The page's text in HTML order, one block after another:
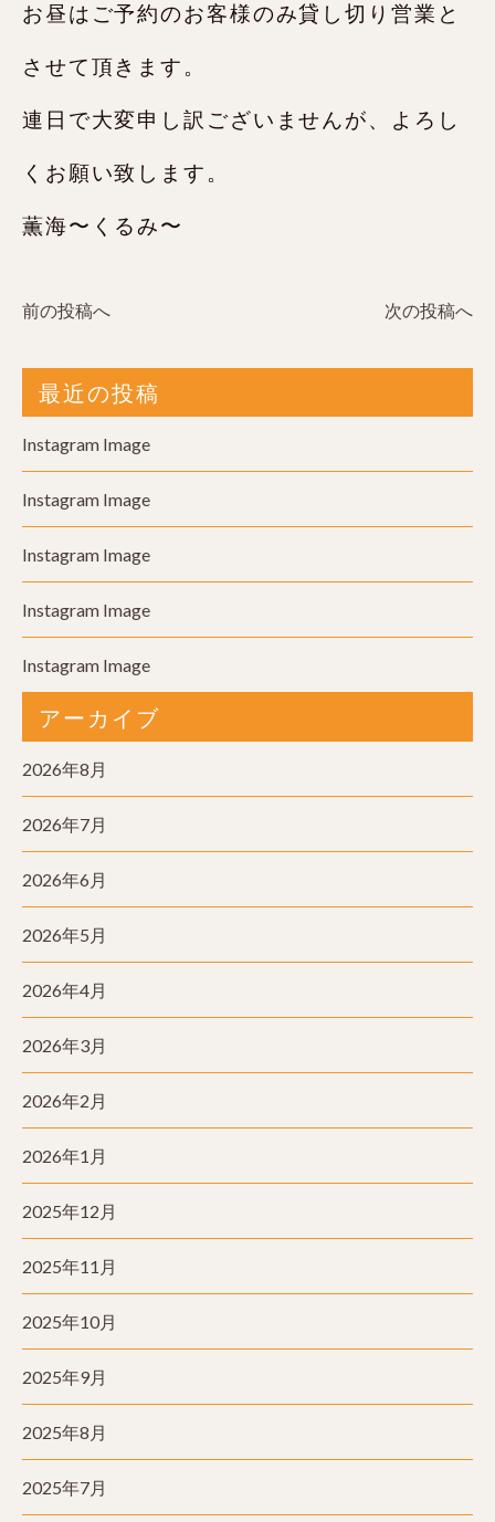
お昼はご予約のお客様のみ貸し切り営業と
させて頂きます。
連日で大変申し訳ございませんが、よろし
くお願い致します。
薫海〜くるみ〜
前の投稿へ 次の投稿へ
最近の投稿
Instagram Image
Instagram Image
Instagram Image
Instagram Image
Instagram Image
アーカイブ
2026年8月
2026年7月
2026年6月
2026年5月
2026年4月
2026年3月
2026年2月
2026年1月
2025年12月
2025年11月
2025年10月
2025年9月
2025年8月
2025年7月